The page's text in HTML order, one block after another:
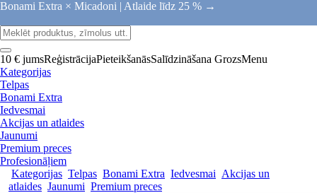
Bonami Extra × Micadoni | Atlaide līdz 25 % →
10 € jumsReģistrācijaPieteikšanāsSalīdzināšana GrozsMenu
Kategorijas
Telpas
Bonami Extra
Iedvesmai
Akcijas un atlaides
Jaunumi
Premium preces
Profesionāļiem
Kategorijas Telpas Bonami Extra Iedvesmai Akcijas un
atlaides Jaunumi Premium preces